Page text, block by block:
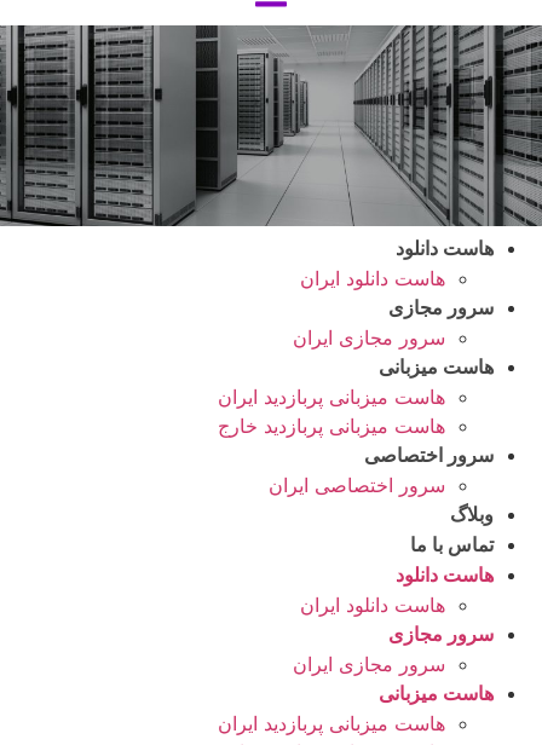
هاست دانلود
هاست دانلود ایران
سرور مجازی
سرور مجازی ایران
هاست میزبانی
هاست میزبانی پربازدید ایران
هاست میزبانی پربازدید خارج
سرور اختصاصی
سرور اختصاصی ایران
وبلاگ
تماس با ما
هاست دانلود
هاست دانلود ایران
سرور مجازی
سرور مجازی ایران
هاست میزبانی
هاست میزبانی پربازدید ایران